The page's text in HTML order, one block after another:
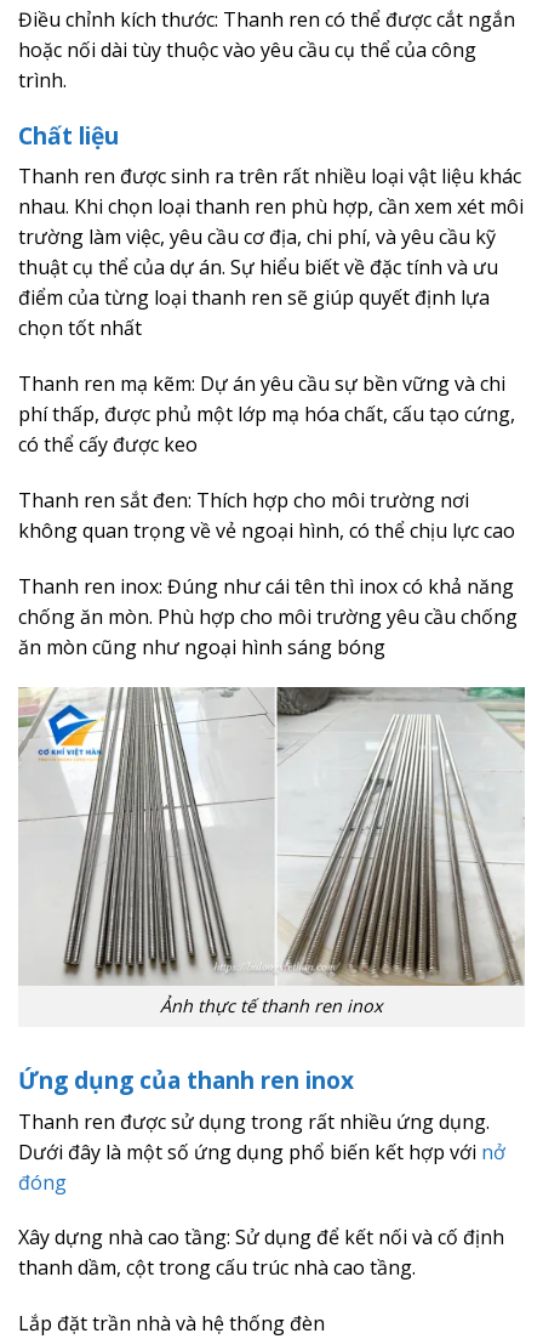
Điều chỉnh kích thước: Thanh ren có thể được cắt ngắn
hoặc nối dài tùy thuộc vào yêu cầu cụ thể của công
trình.
Chất liệu
Thanh ren được sinh ra trên rất nhiều loại vật liệu khác
nhau. Khi chọn loại thanh ren phù hợp, cần xem xét môi
trường làm việc, yêu cầu cơ địa, chi phí, và yêu cầu kỹ
thuật cụ thể của dự án. Sự hiểu biết về đặc tính và ưu
điểm của từng loại thanh ren sẽ giúp quyết định lựa
chọn tốt nhất
Thanh ren mạ kẽm: Dự án yêu cầu sự bền vững và chi
phí thấp, được phủ một lớp mạ hóa chất, cấu tạo cứng,
có thể cấy được keo
Thanh ren sắt đen: Thích hợp cho môi trường nơi
không quan trọng về vẻ ngoại hình, có thể chịu lực cao
Thanh ren inox: Đúng như cái tên thì inox có khả năng
chống ăn mòn. Phù hợp cho môi trường yêu cầu chống
ăn mòn cũng như ngoại hình sáng bóng
Ảnh thực tế thanh ren inox
Ứng dụng của thanh ren inox
Thanh ren được sử dụng trong rất nhiều ứng dụng.
Dưới đây là một số ứng dụng phổ biến kết hợp với nở
đóng
Xây dựng nhà cao tầng: Sử dụng để kết nối và cố định
thanh dầm, cột trong cấu trúc nhà cao tầng.
Lắp đặt trần nhà và hệ thống đèn